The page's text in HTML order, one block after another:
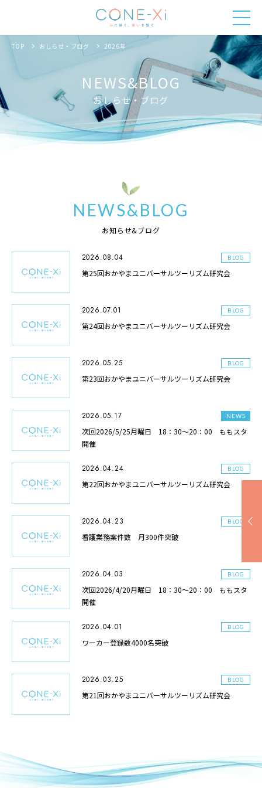
TOP おしらせ・ブログ 2026年
NEWS&BLOG
おしらせ・ブログ
NEWS&BLOG
お知らせ&ブログ
2026.08.04 BLOG
第25回おかやまユニバーサルツーリズム研究会
2026.07.01 BLOG
第24回おかやまユニバーサルツーリズム研究会
2026.05.25 BLOG
第23回おかやまユニバーサルツーリズム研究会
2026.05.17 NEWS
次回2026/5/25月曜日 18：30～20：00 ももスタ
開催
2026.04.24 BLOG
第22回おかやまユニバーサルツーリズム研究会
2026.04.23 BLOG
看護業務案件数 月300件突破
2026.04.03 BLOG
次回2026/4/20月曜日 18：30～20：00 ももスタ
開催
2026.04.01 BLOG
ワーカー登録数4000名突破
2026.03.25 BLOG
第21回おかやまユニバーサルツーリズム研究会